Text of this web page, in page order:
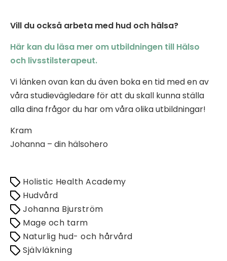
Vill du också arbeta med hud och hälsa?
Här kan du läsa mer om utbildningen till Hälso
och livsstilsterapeut.
Vi länken ovan kan du även boka en tid med en av
våra studievägledare för att du skall kunna ställa
alla dina frågor du har om våra olika utbildningar!
Kram
Johanna – din hälsohero
Holistic Health Academy
Hudvård
Johanna Bjurström
Mage och tarm
Naturlig hud- och hårvård
Självläkning